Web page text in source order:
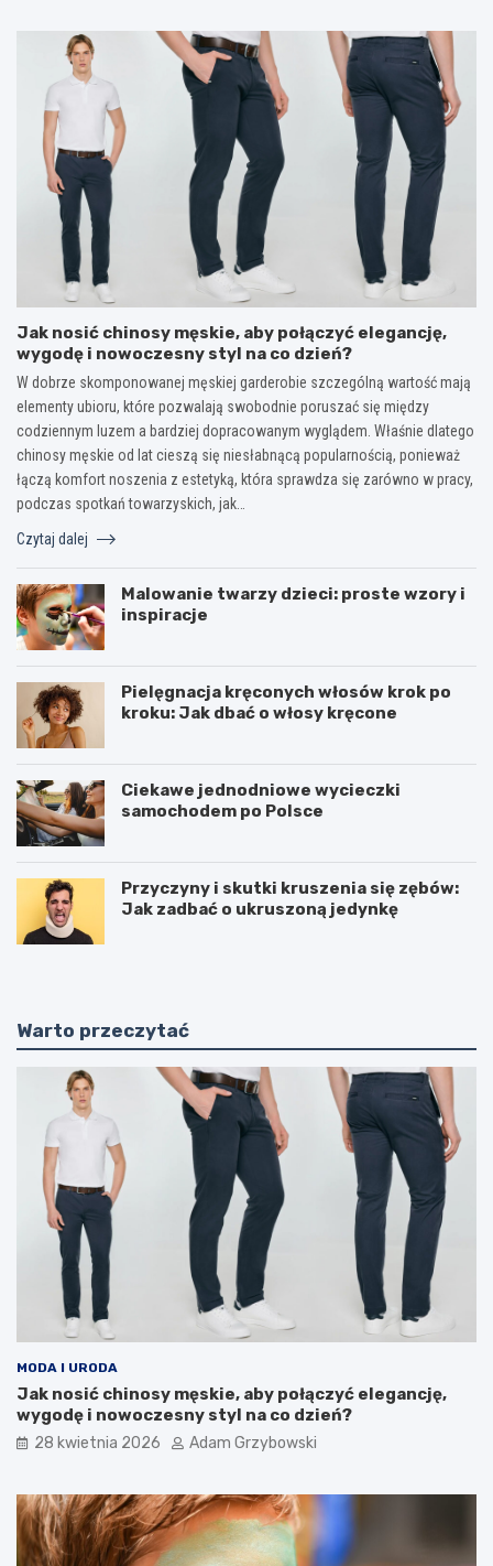
Jak nosić chinosy męskie, aby połączyć elegancję,
wygodę i nowoczesny styl na co dzień?
W dobrze skomponowanej męskiej garderobie szczególną wartość mają
elementy ubioru, które pozwalają swobodnie poruszać się między
codziennym luzem a bardziej dopracowanym wyglądem. Właśnie dlatego
chinosy męskie od lat cieszą się niesłabnącą popularnością, ponieważ
łączą komfort noszenia z estetyką, która sprawdza się zarówno w pracy,
podczas spotkań towarzyskich, jak…
Czytaj dalej
Malowanie twarzy dzieci: proste wzory i
inspiracje
Pielęgnacja kręconych włosów krok po
kroku: Jak dbać o włosy kręcone
Ciekawe jednodniowe wycieczki
samochodem po Polsce
Przyczyny i skutki kruszenia się zębów:
Jak zadbać o ukruszoną jedynkę
Warto przeczytać
MODA I URODA
Jak nosić chinosy męskie, aby połączyć elegancję,
wygodę i nowoczesny styl na co dzień?
28 kwietnia 2026 Adam Grzybowski